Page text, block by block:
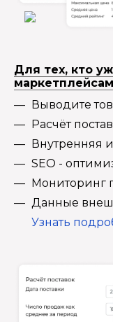
Для тех, кто
Выводите
Расчёт
Внутренняя
SEO -
Мониторинг
Данные
Узнать